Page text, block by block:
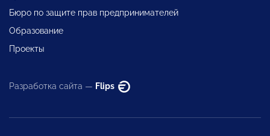
Бюро по защите прав предпринимателей
Образование
Проекты
Разработка сайта — Flips